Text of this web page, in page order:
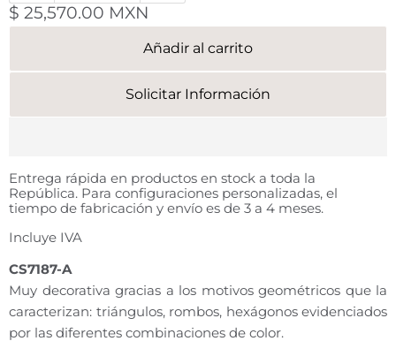
Precio actual
$ 25,570.00 MXN
Añadir al carrito
Solicitar Información
Entrega rápida en productos en stock a toda la
República. Para configuraciones personalizadas, el
tiempo de fabricación y envío es de 3 a 4 meses.
Incluye IVA
CS7187-A
Muy decorativa gracias a los motivos geométricos que la
caracterizan: triángulos, rombos, hexágonos evidenciados
por las diferentes combinaciones de color.